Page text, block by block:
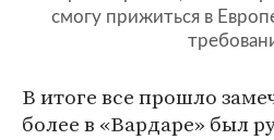
смогу прижиться в
В итоге все прошло
более в «Вардаре» был